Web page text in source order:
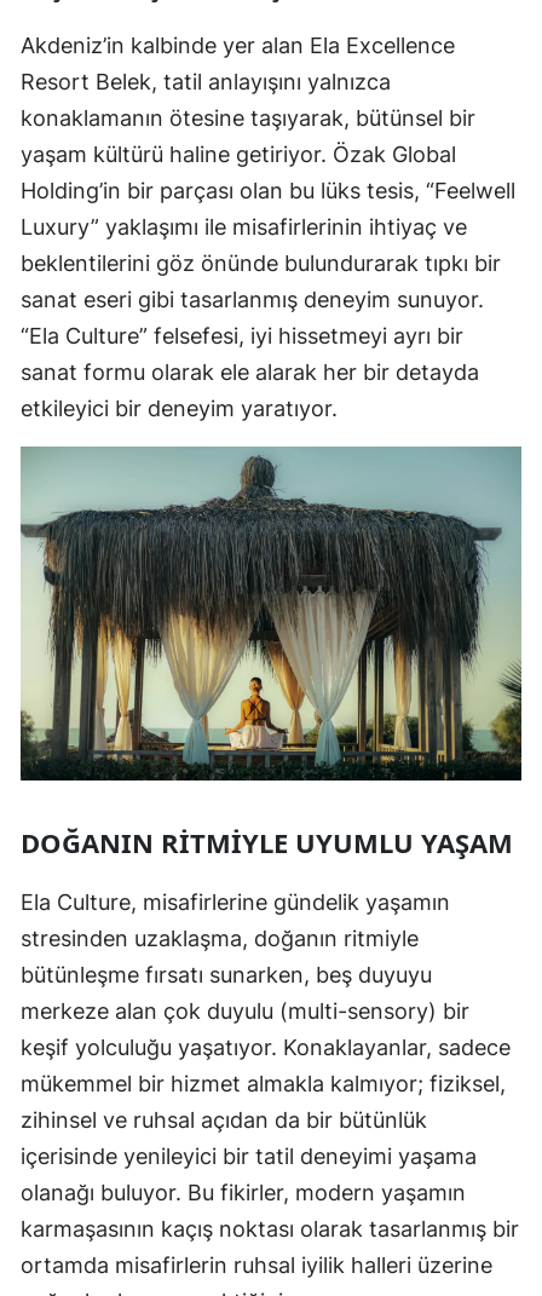
Akdeniz’in kalbinde yer alan Ela Excellence
Resort Belek, tatil anlayışını yalnızca
konaklamanın ötesine taşıyarak, bütünsel bir
yaşam kültürü haline getiriyor. Özak Global
Holding’in bir parçası olan bu lüks tesis, “Feelwell
Luxury” yaklaşımı ile misafirlerinin ihtiyaç ve
beklentilerini göz önünde bulundurarak tıpkı bir
sanat eseri gibi tasarlanmış deneyim sunuyor.
“Ela Culture” felsefesi, iyi hissetmeyi ayrı bir
sanat formu olarak ele alarak her bir detayda
etkileyici bir deneyim yaratıyor.
DOĞANIN RITMIYLE UYUMLU YAŞAM
Ela Culture, misafirlerine gündelik yaşamın
stresinden uzaklaşma, doğanın ritmiyle
bütünleşme fırsatı sunarken, beş duyuyu
merkeze alan çok duyulu (multi-sensory) bir
keşif yolculuğu yaşatıyor. Konaklayanlar, sadece
mükemmel bir hizmet almakla kalmıyor; fiziksel,
zihinsel ve ruhsal açıdan da bir bütünlük
içerisinde yenileyici bir tatil deneyimi yaşama
olanağı buluyor. Bu fikirler, modern yaşamın
karmaşasının kaçış noktası olarak tasarlanmış bir
ortamda misafirlerin ruhsal iyilik halleri üzerine